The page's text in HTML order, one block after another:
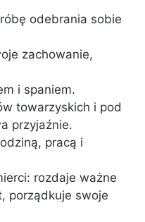
odebrania sobie
zachowanie,
i spaniem.
towarzyskich i pod
przyjaźnie.
pracą i
rozdaje ważne
porządkuje swoje